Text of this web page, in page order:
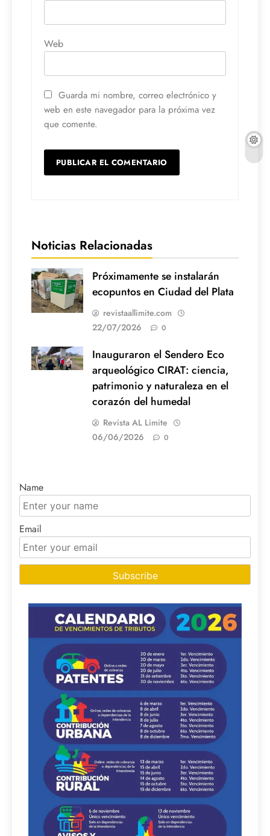
Web
Guarda mi nombre, correo electrónico y
web en este navegador para la próxima vez
que comente.
Noticias Relacionadas
Próximamente se instalarán
ecopuntos en Ciudad del Plata
revistaallimite.com
22/07/2026
0
Inauguraron el Sendero Eco
arqueológico CIRAT: ciencia,
patrimonio y naturaleza en el
corazón del humedal
Revista AL Limite
06/06/2026
0
Name
Email